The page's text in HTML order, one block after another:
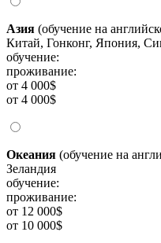
Азия (обучение на
Китай, Гонконг, Япония,
обучение:
проживание:
от 4 000$
от 4 000$
Океания (обучение на
Зеландия
обучение:
проживание:
от 12 000$
от 10 000$